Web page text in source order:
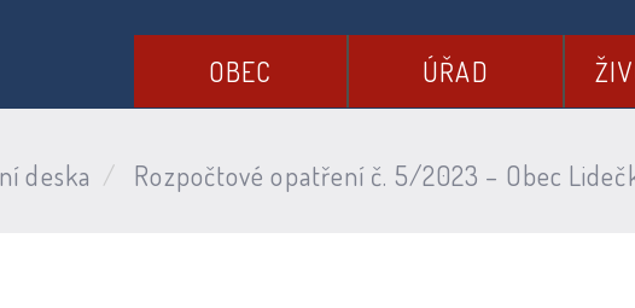
OBEC ÚŘAD
deska Rozpočtové opatření č. 5/2023 – Obec